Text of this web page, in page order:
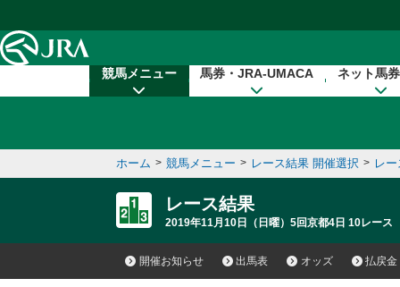
競馬メニュー 馬券・JRA-UMACA ネット馬
ホーム > 競馬メニュー > レース結果 開催選択 > レ
レース結果
2019年11月10日（日曜）5回京都4日 10レース
開催お知らせ 出馬表 オッズ 払戻金